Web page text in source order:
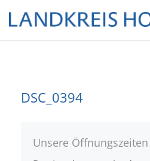
DSC_0394
Unsere Öffnungszeiten